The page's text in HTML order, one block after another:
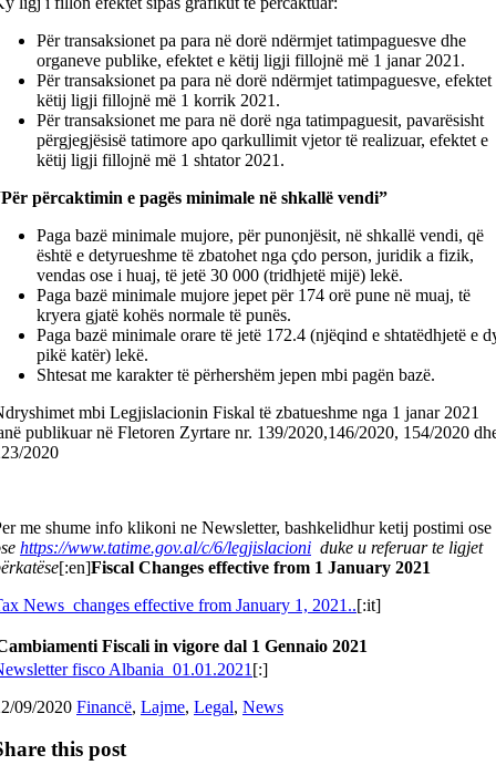
Për transaksionet pa para në dorë ndërmjet tatimpaguesve dhe
organeve publike, efektet e këtij ligji fillojnë më 1 janar 2021.
Për transaksionet pa para në dorë ndërmjet tatimpaguesve, efektet
këtij ligji fillojnë më 1 korrik 2021.
Për transaksionet me para në dorë nga tatimpaguesit, pavarësisht
përgjegjësisë tatimore apo qarkullimit vjetor të realizuar, efektet e
këtij ligji fillojnë më 1 shtator 2021.
përcaktimin e pagës minimale në shkallë vendi”
Paga bazë minimale mujore, për punonjësit, në shkallë vendi, që
është e detyrueshme të zbatohet nga çdo person, juridik a fizik,
vendas ose i huaj, të jetë 30 000 (tridhjetë mijë) lekë.
Paga bazë minimale mujore jepet për 174 orë pune në muaj, të
kryera gjatë kohës normale të punës.
Paga bazë minimale orare të jetë 172.4 (njëqind e shtatëdhjetë e
pikë katër) lekë.
Shtesat me karakter të përhershëm jepen mbi pagën bazë.
mbi Legjislacionin Fiskal të zbatueshme nga 1 janar 2021
publikuar në Fletoren Zyrtare nr. 139/2020,146/2020, 154/2020
2020
me shume info klikoni ne Newsletter, bashkelidhur ketij postimi ose
https://www.tatime.gov.al/c/6/legjislacioni duke u referuar te ligjet
[:en]Fiscal Changes effective from 1 January 2021
News_changes effective from January 1, 2021..[:it]
Fiscali in vigore dal 1 Gennaio 2021
fisco Albania_01.01.2021 [:]
09/2020 Financë, Lajme, Legal, News
this post